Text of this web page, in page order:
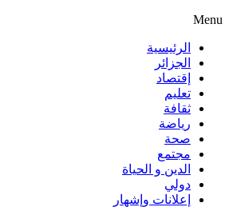
Menu
الرئيسية
الجزائر
إقتصاد
تعليم
ثقافة
رياضة
صحة
مجتمع
الدين و الحياة
دولي
إعلانات وإشهار